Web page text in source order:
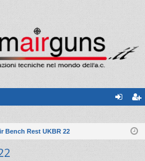
riv
Bench Rest UKBR 22